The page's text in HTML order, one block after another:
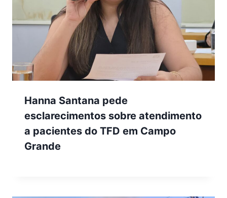
Hanna Santana pede
esclarecimentos sobre atendimento
a pacientes do TFD em Campo
Grande